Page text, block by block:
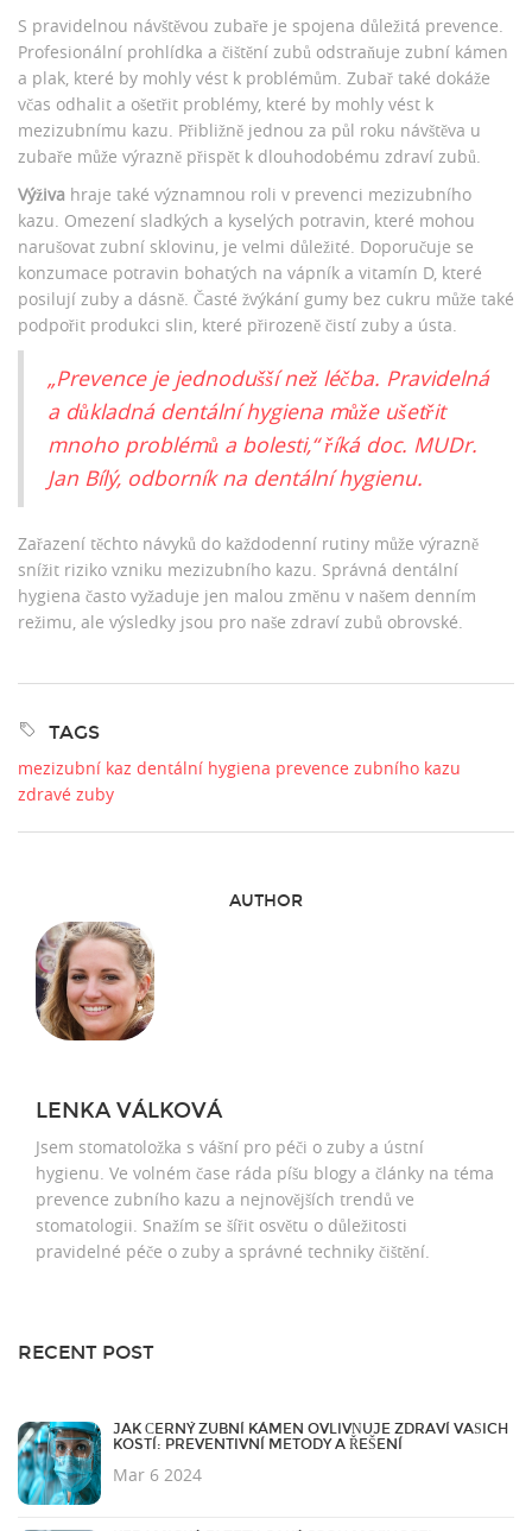
S pravidelnou návštěvou zubaře je spojena důležitá prevence.
Profesionální prohlídka a čištění zubů odstraňuje zubní kámen
a plak, které by mohly vést k problémům. Zubař také dokáže
včas odhalit a ošetřit problémy, které by mohly vést k
mezizubnímu kazu. Přibližně jednou za půl roku návštěva u
zubaře může výrazně přispět k dlouhodobému zdraví zubů.
Výživa hraje také významnou roli v prevenci mezizubního
kazu. Omezení sladkých a kyselých potravin, které mohou
narušovat zubní sklovinu, je velmi důležité. Doporučuje se
konzumace potravin bohatých na vápník a vitamín D, které
posilují zuby a dásně. Časté žvýkání gumy bez cukru může také
podpořit produkci slin, které přirozeně čistí zuby a ústa.
„Prevence je jednodušší než léčba. Pravidelná
a důkladná dentální hygiena může ušetřit
mnoho problémů a bolesti,“ říká doc. MUDr.
Jan Bílý, odborník na dentální hygienu.
Zařazení těchto návyků do každodenní rutiny může výrazně
snížit riziko vzniku mezizubního kazu. Správná dentální
hygiena často vyžaduje jen malou změnu v našem denním
režimu, ale výsledky jsou pro naše zdraví zubů obrovské.
TAGS
mezizubní kaz dentální hygiena prevence zubního kazu
zdravé zuby
AUTHOR
LENKA VÁLKOVÁ
Jsem stomatoložka s vášní pro péči o zuby a ústní
hygienu. Ve volném čase ráda píšu blogy a články na téma
prevence zubního kazu a nejnovějších trendů ve
stomatologii. Snažím se šířit osvětu o důležitosti
pravidelné péče o zuby a správné techniky čištění.
RECENT POST
JAK ČERNÝ ZUBNÍ KÁMEN OVLIVŇUJE ZDRAVÍ VAŠICH
KOSTÍ: PREVENTIVNÍ METODY A ŘEŠENÍ
Mar 6 2024